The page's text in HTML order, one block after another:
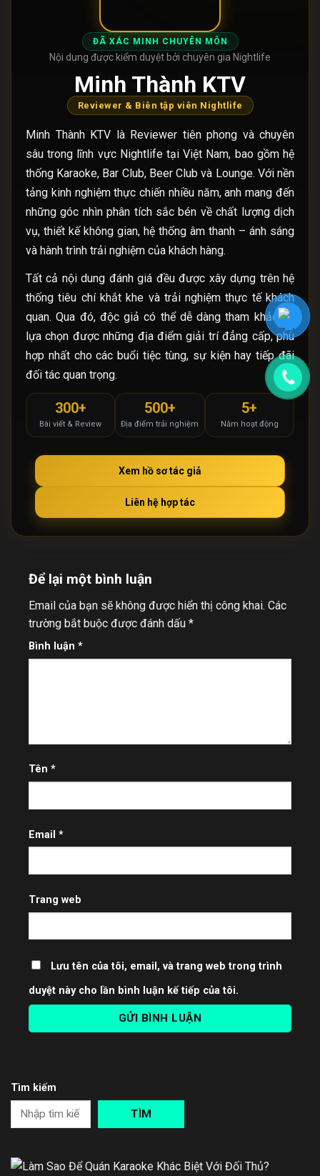
ĐÃ XÁC MINH CHUYÊN MÔN
Nội dung được kiểm duyệt bởi chuyên gia Nightlife
Minh Thành KTV
Reviewer & Biên tập viên Nightlife
Minh Thành KTV là Reviewer tiên phong và chuyên
sâu trong lĩnh vực Nightlife tại Việt Nam, bao gồm hệ
thống Karaoke, Bar Club, Beer Club và Lounge. Với nền
tảng kinh nghiệm thực chiến nhiều năm, anh mang đến
những góc nhìn phân tích sắc bén về chất lượng dịch
vụ, thiết kế không gian, hệ thống âm thanh – ánh sáng
và hành trình trải nghiệm của khách hàng.
Tất cả nội dung đánh giá đều được xây dựng trên hệ
thống tiêu chí khắt khe và trải nghiệm thực tế khách
quan. Qua đó, độc giả có thể dễ dàng tham khảo và
lựa chọn được những địa điểm giải trí đẳng cấp, phù
hợp nhất cho các buổi tiệc tùng, sự kiện hay tiếp đãi
đối tác quan trọng.
300+
Bài viết & Review
500+
Địa điểm trải nghiệm
5+
Năm hoạt động
Xem hồ sơ tác giả
Liên hệ hợp tác
Để lại một bình luận
Email của bạn sẽ không được hiển thị công khai. Các
trường bắt buộc được đánh dấu *
Bình luận *
Tên *
Email *
Trang web
Lưu tên của tôi, email, và trang web trong trình
duyệt này cho lần bình luận kế tiếp của tôi.
Tìm kiếm
TÌM